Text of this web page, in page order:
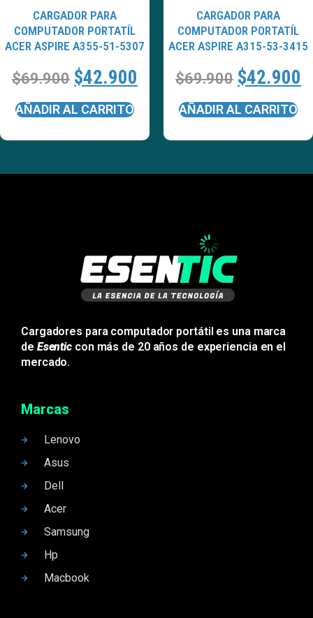
CARGADOR PARA
COMPUTADOR PORTATÍL
ACER ASPIRE A355-51-5307
$69.900 $42.900
AÑADIR AL CARRITO
CARGADOR PARA
COMPUTADOR PORTATÍL
ACER ASPIRE A315-53-3415
$69.900 $42.900
AÑADIR AL CARRITO
Cargadores para computador portátil es una marca
de Esentic con más de 20 años de experiencia en el
mercado.
Marcas
Lenovo
Asus
Dell
Acer
Samsung
Hp
Macbook